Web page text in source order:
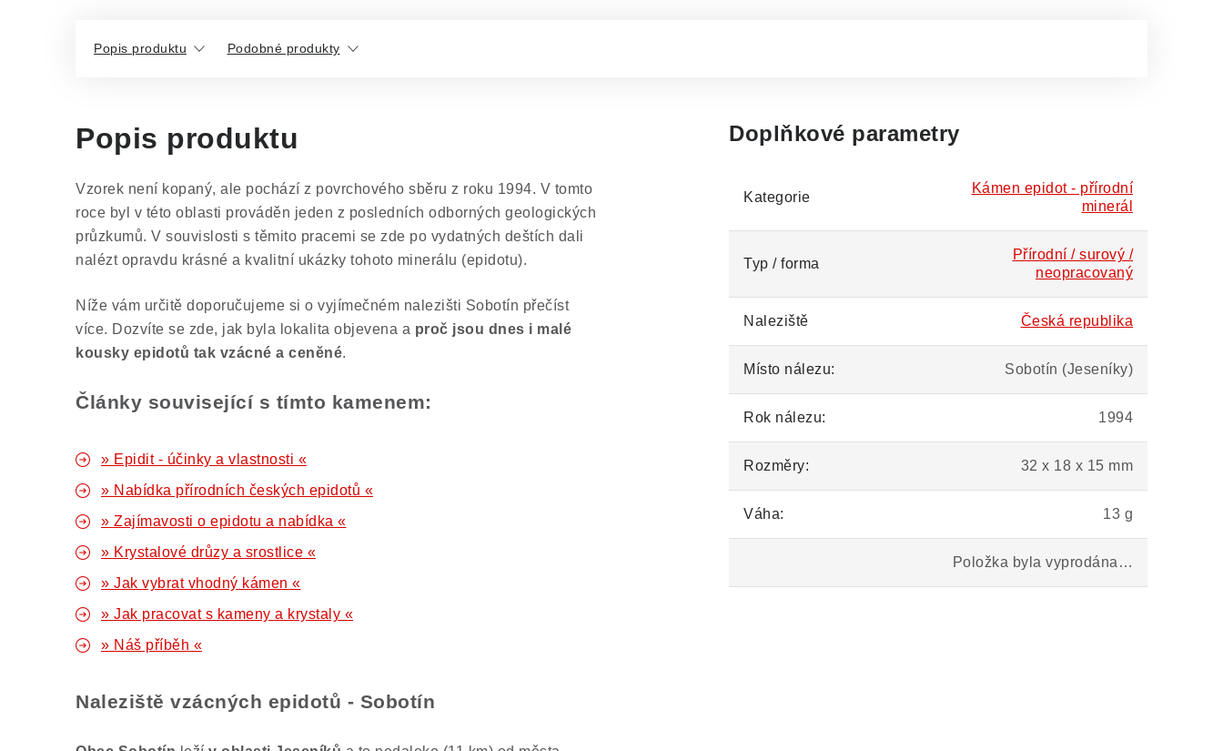
Popis produktu Podobné produkty
Popis produktu
Vzorek není kopaný, ale pochází z povrchového sběru z roku 1994. V tomto
roce byl v této oblasti prováděn jeden z posledních odborných geologických
průzkumů. V souvislosti s těmito pracemi se zde po vydatných deštích dali
nalézt opravdu krásné a kvalitní ukázky tohoto minerálu (epidotu).
Níže vám určitě doporučujeme si o vyjímečném nalezišti Sobotín přečíst
více. Dozvíte se zde, jak byla lokalita objevena a proč jsou dnes i malé
kousky epidotů tak vzácné a ceněné.
Články související s tímto kamenem:
» Epidit - účinky a vlastnosti «
» Nabídka přírodních českých epidotů «
» Zajímavosti o epidotu a nabídka «
» Krystalové drůzy a srostlice «
» Jak vybrat vhodný kámen «
» Jak pracovat s kameny a krystaly «
» Náš příběh «
Naleziště vzácných epidotů - Sobotín
Doplňkové parametry
Kategorie
Kámen epidot - přírodní
minerál
Typ / forma
Přírodní / surový /
neopracovaný
Naleziště Česká republika
Místo nálezu: Sobotín (Jeseníky)
Rok nálezu: 1994
Rozměry: 32 x 18 x 15 mm
Váha: 13 g
Položka byla vyprodána…